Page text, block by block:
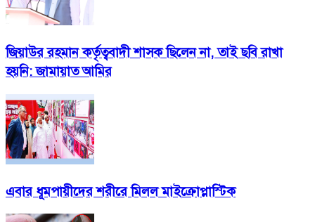
জিয়াউর রহমান কর্তৃত্ববাদী শাসক ছিলেন না, তাই ছবি রাখা
হয়নি: জামায়াত আমির
এবার ধূমপায়ীদের শরীরে মিলল মাইক্রোপ্লাস্টিক